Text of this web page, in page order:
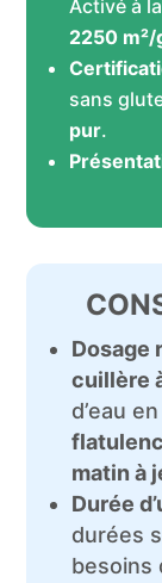
Activé à
2250 m²/
sans
pur.
Dosage
cuillère
d’eau
matin à
Durée
durées
besoins